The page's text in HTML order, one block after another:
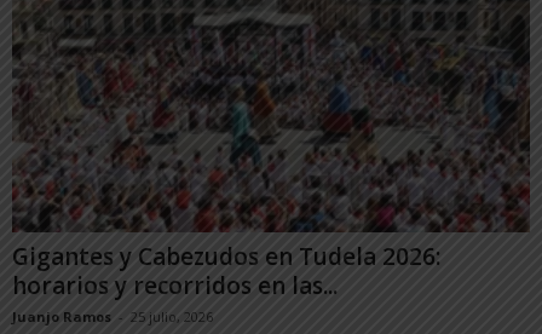
Gigantes y Cabezudos en Tudela 2026:
horarios y recorridos en las...
Juanjo Ramos - 25 julio, 2026